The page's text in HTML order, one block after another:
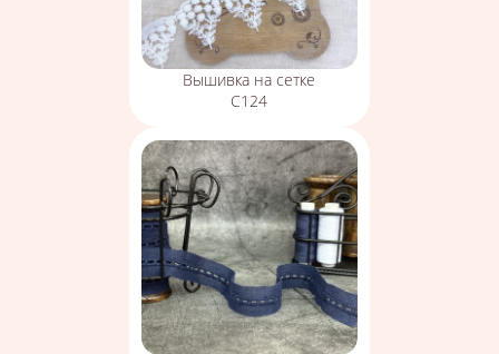
Вышивка на сетке
С124